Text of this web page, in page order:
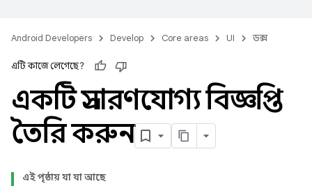
Android Developers Develop Core areas UI ডক্স
এটি কাজে লেগেছে?
একটি প্রসারণযোগ্য বিজ্ঞপ্তি
তৈরি করুন
এই পৃষ্ঠায় যা যা আছে